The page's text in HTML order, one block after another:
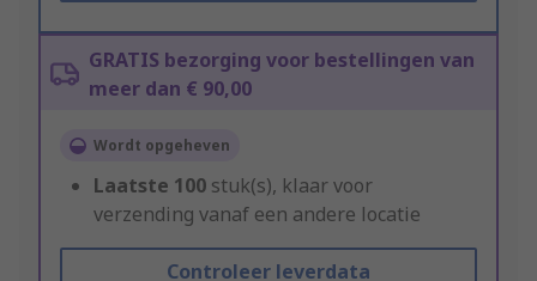
GRATIS bezorging voor bestellingen van
meer dan € 90,00
Wordt opgeheven
Laatste 100 stuk(s), klaar voor
verzending vanaf een andere locatie
Controleer leverdata